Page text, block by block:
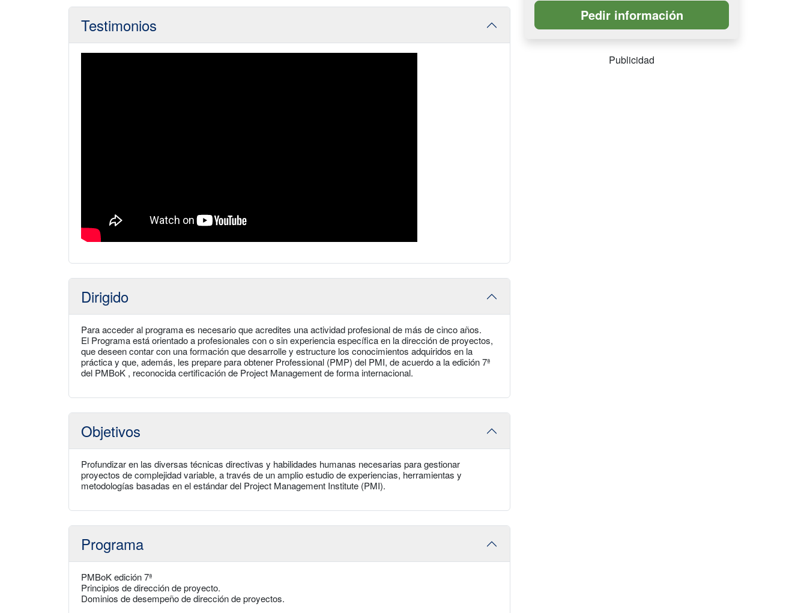
Testimonios
Dirigido
Para acceder al programa es necesario que acredites una actividad profesional de más de cinco años.
El Programa está orientado a profesionales con o sin experiencia específica en la dirección de proyectos,
que deseen contar con una formación que desarrolle y estructure los conocimientos adquiridos en la
práctica y que, además, les prepare para obtener Professional (PMP) del PMI, de acuerdo a la edición 7ª
del PMBoK , reconocida certificación de Project Management de forma internacional.
Objetivos
Profundizar en las diversas técnicas directivas y habilidades humanas necesarias para gestionar
proyectos de complejidad variable, a través de un amplio estudio de experiencias, herramientas y
metodologías basadas en el estándar del Project Management Institute (PMI).
Programa
PMBoK edición 7ª
Principios de dirección de proyecto.
Dominios de desempeño de dirección de proyectos.
Publicidad